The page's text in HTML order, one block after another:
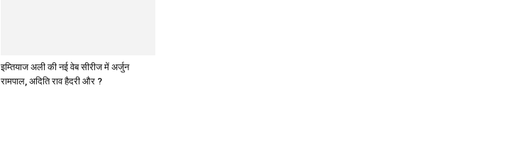
इम्तियाज अली की नई वेब सीरीज में अर्जुन
रामपाल, अदिति राव हैदरी और ?